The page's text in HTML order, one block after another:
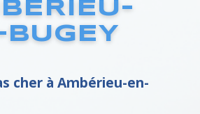
BUGEY
cher à Ambérieu-en-